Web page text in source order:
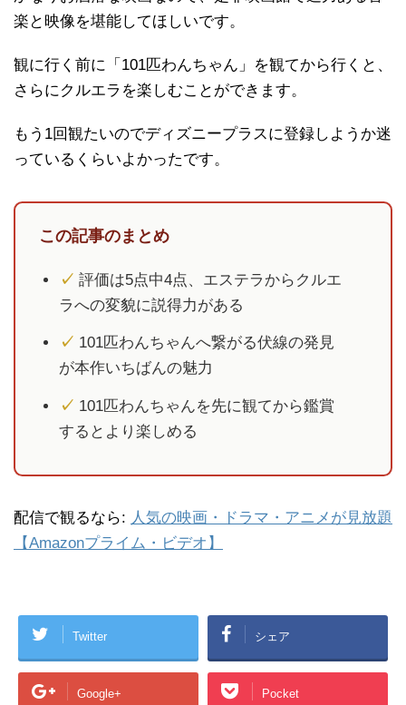
楽と映像を堪能してほしいです。
観に行く前に「101匹わんちゃん」を観てから行くと、
さらにクルエラを楽しむことができます。
もう1回観たいのでディズニープラスに登録しようか迷
っているくらいよかったです。
この記事のまとめ
✓ 評価は5点中4点、エステラからクルエ
ラへの変貌に説得力がある
✓ 101匹わんちゃんへ繋がる伏線の発見
が本作いちばんの魅力
✓ 101匹わんちゃんを先に観てから鑑賞
するとより楽しめる
配信で観るなら: 人気の映画・ドラマ・アニメが見放題
【Amazonプライム・ビデオ】
Twitter シェア
Google+ Pocket